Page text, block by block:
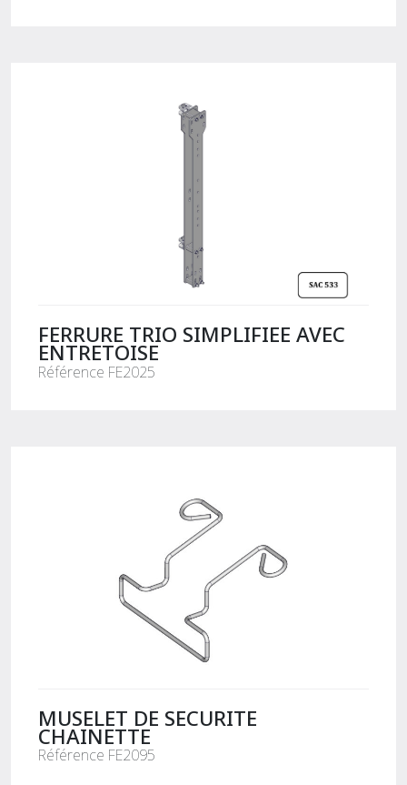
FERRURE TRIO SIMPLIFIEE AVEC
ENTRETOISE
Référence FE2025
MUSELET DE SECURITE
CHAINETTE
Référence FE2095